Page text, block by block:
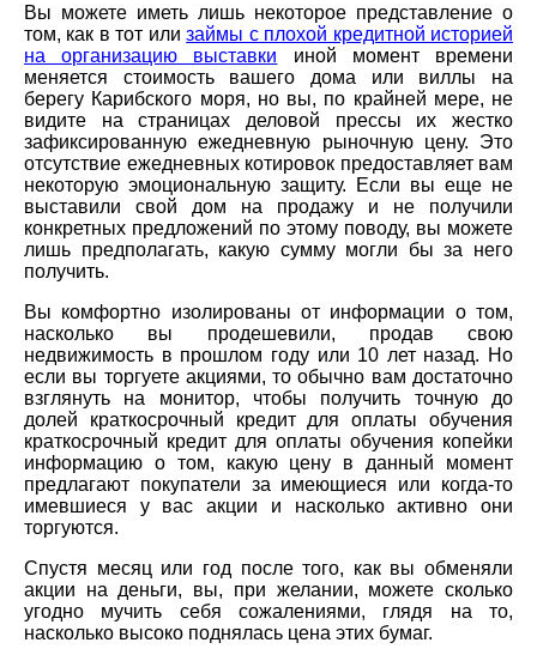
Вы можете иметь лишь некоторое представление о
том, как в тот илизаймы с плохой кредитной историей
на организацию выставки иной момент времени
меняется стоимость вашего дома или виллы на
берегу Карибского моря, но вы, по крайней мере, не
видите на страницах деловой прессы их жестко
зафиксированную ежедневную рыночную цену. Это
отсутствие ежедневных котировок предоставляет вам
некоторую эмоциональную защиту. Если вы еще не
выставили свой дом на продажу и не получили
конкретных предложений по этому поводу, вы можете
лишь предполагать, какую сумму могли бы за него
получить.
Вы комфортно изолированы от информации о том,
насколько вы продешевили, продав свою
недвижимость в прошлом году или 10 лет назад. Но
если вы торгуете акциями, то обычно вам достаточно
взглянуть на монитор, чтобы получить точную до
долей краткосрочный кредит для оплаты обучения
краткосрочный кредит для оплаты обучения копейки
информацию о том, какую цену в данный момент
предлагают покупатели за имеющиеся или когда-то
имевшиеся у вас акции и насколько активно они
торгуются.
Спустя месяц или год после того, как вы обменяли
акции на деньги, вы, при желании, можете сколько
угодно мучить себя сожалениями, глядя на то,
насколько высоко поднялась цена этих бумаг.